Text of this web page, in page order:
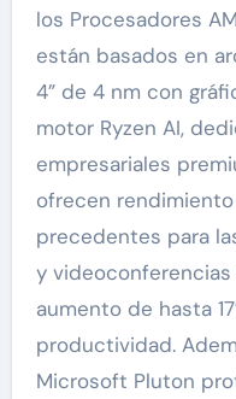
los Procesadores
están basados en
4” de 4 nm con
motor Ryzen AI,
empresariales
ofrecen
precedentes para
y
aumento de hasta
productividad.
Microsoft Pluton